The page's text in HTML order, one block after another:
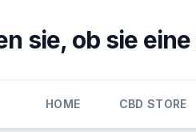
sie, ob sie
HOME CBD STORE